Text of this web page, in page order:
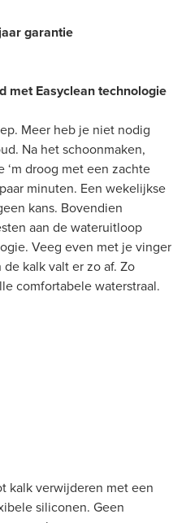
garantie
met Easyclean technologie
Meer heb je niet nodig
Na het schoonmaken,
droog met een zachte
minuten. Een wekelijkse
kans. Bovendien
aan de wateruitloop
Veeg even met je vinger
kalk valt er zo af. Zo
comfortabele waterstraal.
kalk verwijderen met een
siliconen. Geen